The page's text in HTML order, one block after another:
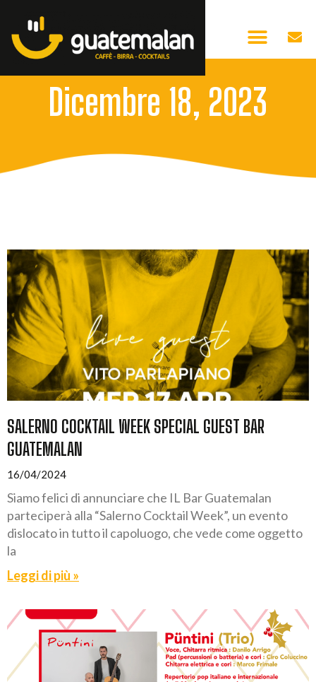
Dicembre 18, 2023
SALERNO COCKTAIL WEEK SPECIAL GUEST BAR
GUATEMALAN
16/04/2024
Siamo felici di annunciare che IL Bar Guatemalan
parteciperà alla “Salerno Cocktail Week”, un evento
dislocato in tutto il capoluogo, che vede come oggetto
la
Leggi di più »